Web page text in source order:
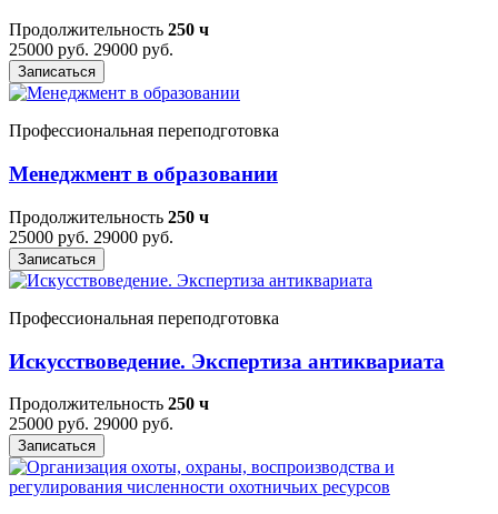
Продолжительность 250 ч
25000 руб. 29000 руб.
Записаться
Профессиональная переподготовка
Менеджмент в образовании
Продолжительность 250 ч
25000 руб. 29000 руб.
Записаться
Профессиональная переподготовка
Искусствоведение. Экспертиза антиквариата
Продолжительность 250 ч
25000 руб. 29000 руб.
Записаться